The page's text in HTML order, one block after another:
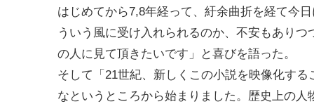
はじめてから7,8年経って、紆余曲折を経て今
ういう風に受け入れられるのか、不安もあり
の人に見て頂きたいです」と喜びを語った。
そして「21世紀、新しくこの小説を映像化す
なというところから始まりました。歴史上の